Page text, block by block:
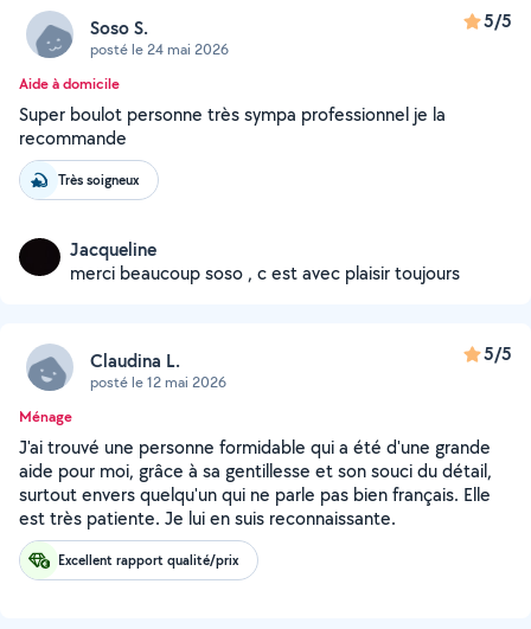
Soso S.
posté le 24 mai 2026
5/5
Aide à domicile
Super boulot personne très sympa professionnel je la
recommande
Très soigneux
Jacqueline
merci beaucoup soso , c est avec plaisir toujours
Claudina L.
posté le 12 mai 2026
5/5
Ménage
J'ai trouvé une personne formidable qui a été d'une grande
aide pour moi, grâce à sa gentillesse et son souci du détail,
surtout envers quelqu'un qui ne parle pas bien français. Elle
est très patiente. Je lui en suis reconnaissante.
Excellent rapport qualité/prix